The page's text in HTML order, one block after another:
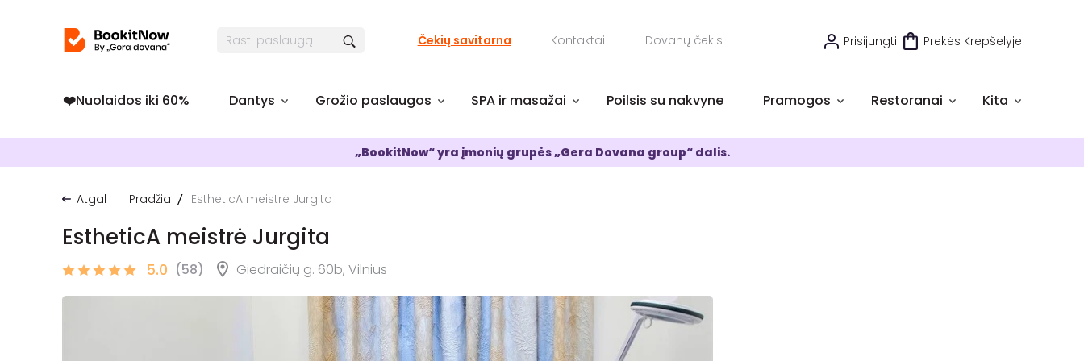
Čekių savitarna Kontaktai Dovanų čekis Prisijungti Prekės Krepšelyje
❤️️Nuolaidos iki 60% Dantys Grožio paslaugos SPA ir masažai Poilsis su nakvyne Pramogos Restoranai Kita
„BookitNow“ yra įmonių grupės „Gera Dovana group“ dalis.
Atgal Pradžia EstheticA meistrė Jurgita
EstheticA meistrė Jurgita
5.0 (58) Giedraičių g. 60b, Vilnius